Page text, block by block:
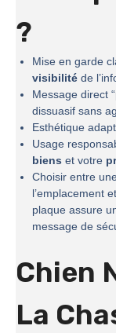
?
Mise en garde
visibilité de
Message direct
dissuasif sans
Esthétique
Usage
biens et votre
Choisir entre
l’emplacement
plaque assure
message de
Chien
La